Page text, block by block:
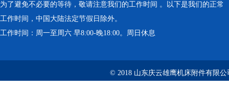
为了避免不必要的等待，敬请注意我们的工作时间 。以下是我们的正常
工作时间，中国大陆法定节假日除外。
工作时间：周一至周六 早8:00-晚18:00。周日休息
© 2018 山东庆云雄鹰机床附件有限